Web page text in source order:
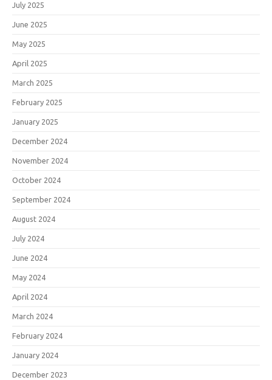
July 2025
June 2025
May 2025
April 2025
March 2025
February 2025
January 2025
December 2024
November 2024
October 2024
September 2024
August 2024
July 2024
June 2024
May 2024
April 2024
March 2024
February 2024
January 2024
December 2023